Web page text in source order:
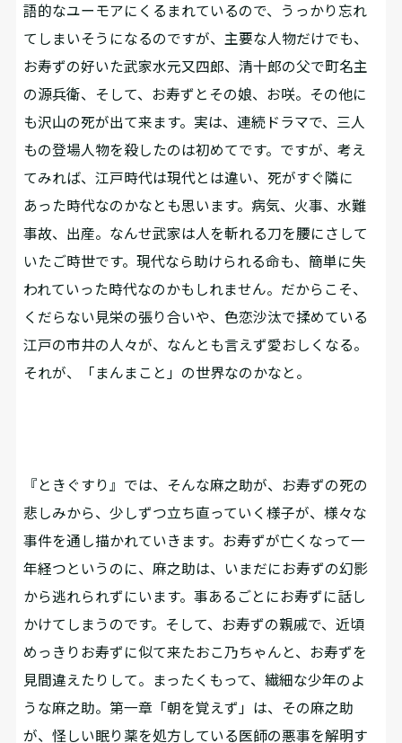
語的なユーモアにくるまれているので、うっかり忘れ
てしまいそうになるのですが、主要な人物だけでも、
お寿ずの好いた武家水元又四郎、清十郎の父で町名主
の源兵衛、そして、お寿ずとその娘、お咲。その他に
も沢山の死が出て来ます。実は、連続ドラマで、三人
もの登場人物を殺したのは初めてです。ですが、考え
てみれば、江戸時代は現代とは違い、死がすぐ隣に
あった時代なのかなとも思います。病気、火事、水難
事故、出産。なんせ武家は人を斬れる刀を腰にさして
いたご時世です。現代なら助けられる命も、簡単に失
われていった時代なのかもしれません。だからこそ、
くだらない見栄の張り合いや、色恋沙汰で揉めている
江戸の市井の人々が、なんとも言えず愛おしくなる。
それが、「まんまこと」の世界なのかなと。
『ときぐすり』では、そんな麻之助が、お寿ずの死の
悲しみから、少しずつ立ち直っていく様子が、様々な
事件を通し描かれていきます。お寿ずが亡くなって一
年経つというのに、麻之助は、いまだにお寿ずの幻影
から逃れられずにいます。事あるごとにお寿ずに話し
かけてしまうのです。そして、お寿ずの親戚で、近頃
めっきりお寿ずに似て来たおこ乃ちゃんと、お寿ずを
見間違えたりして。まったくもって、繊細な少年のよ
うな麻之助。第一章「朝を覚えず」は、その麻之助
が、怪しい眠り薬を処方している医師の悪事を解明す